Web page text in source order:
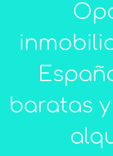
baratas